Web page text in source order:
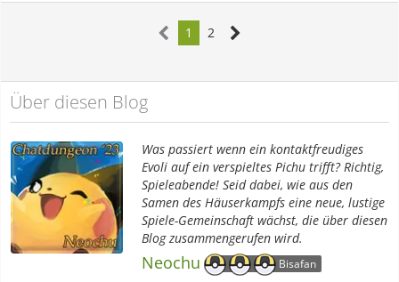
1 2
Über diesen Blog
Was passiert wenn ein kontaktfreudiges
Evoli auf ein verspieltes Pichu trifft? Richtig,
Spieleabende! Seid dabei, wie aus den
Samen des Häuserkampfs eine neue, lustige
Spiele-Gemeinschaft wächst, die über diesen
Blog zusammengerufen wird.
Neochu Bisafan